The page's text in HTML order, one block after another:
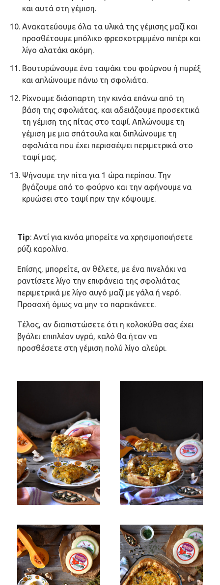
και αυτά στη γέμιση.
Ανακατεύουμε όλα τα υλικά της γέμισης μαζί και
προσθέτουμε μπόλικο φρεσκοτριμμένο πιπέρι και
λίγο αλατάκι ακόμη.
Βουτυρώνουμε ένα ταψάκι του φούρνου ή πυρέξ
και απλώνουμε πάνω τη σφολιάτα.
Ρίχνουμε διάσπαρτη την κινόα επάνω από τη
βάση της σφολιάτας, και αδειάζουμε προσεκτικά
τη γέμιση της πίτας στο ταψί. Απλώνουμε τη
γέμιση με μια σπάτουλα και διπλώνουμε τη
σφολιάτα που έχει περισσέψει περιμετρικά στο
ταψί μας.
Ψήνουμε την πίτα για 1 ώρα περίπου. Την
βγάζουμε από το φούρνο και την αφήνουμε να
κρυώσει στο ταψί πριν την κόψουμε.
Τip: Αντί για κινόα μπορείτε να χρησιμοποιήσετε
ρύζι καρολίνα.
Επίσης, μπορείτε, αν θέλετε, με ένα πινελάκι να
ραντίσετε λίγο την επιφάνεια της σφολιάτας
περιμετρικά με λίγο αυγό μαζί με γάλα ή νερό.
Προσοχή όμως να μην το παρακάνετε.
Τέλος, αν διαπιστώσετε ότι η κολοκύθα σας έχει
βγάλει επιπλέον υγρά, καλό θα ήταν να
προσθέσετε στη γέμιση πολύ λίγο αλεύρι.